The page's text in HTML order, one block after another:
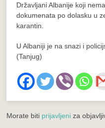
Državljani Albanije koji
dokumenata po dolasku u
karantin.
U Albaniji je na snazi i
(Tanjug)
Morate biti prijavljeni za